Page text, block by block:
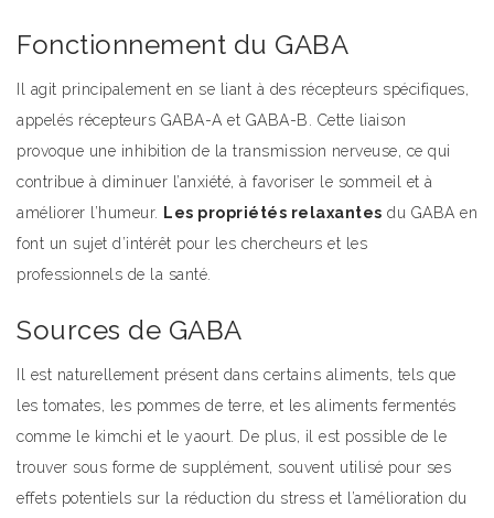
Fonctionnement du GABA
Il agit principalement en se liant à des récepteurs spécifiques,
appelés récepteurs GABA-A et GABA-B. Cette liaison
provoque une inhibition de la transmission nerveuse, ce qui
contribue à diminuer l’anxiété, à favoriser le sommeil et à
améliorer l’humeur.
Les propriétés relaxantes du GABA en
font un sujet d’intérêt pour les chercheurs et les
professionnels de la santé.
Sources de GABA
Il est naturellement présent dans certains aliments, tels que
les tomates, les pommes de terre, et les aliments fermentés
comme le kimchi et le yaourt. De plus, il est possible de le
trouver sous forme de supplément, souvent utilisé pour ses
effets potentiels sur la réduction du stress et l’amélioration du